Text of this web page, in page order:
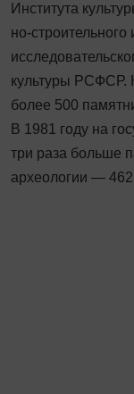
Института
культуры РСФСР.
более 500
В 1981 году на
три раза больше
археологии —